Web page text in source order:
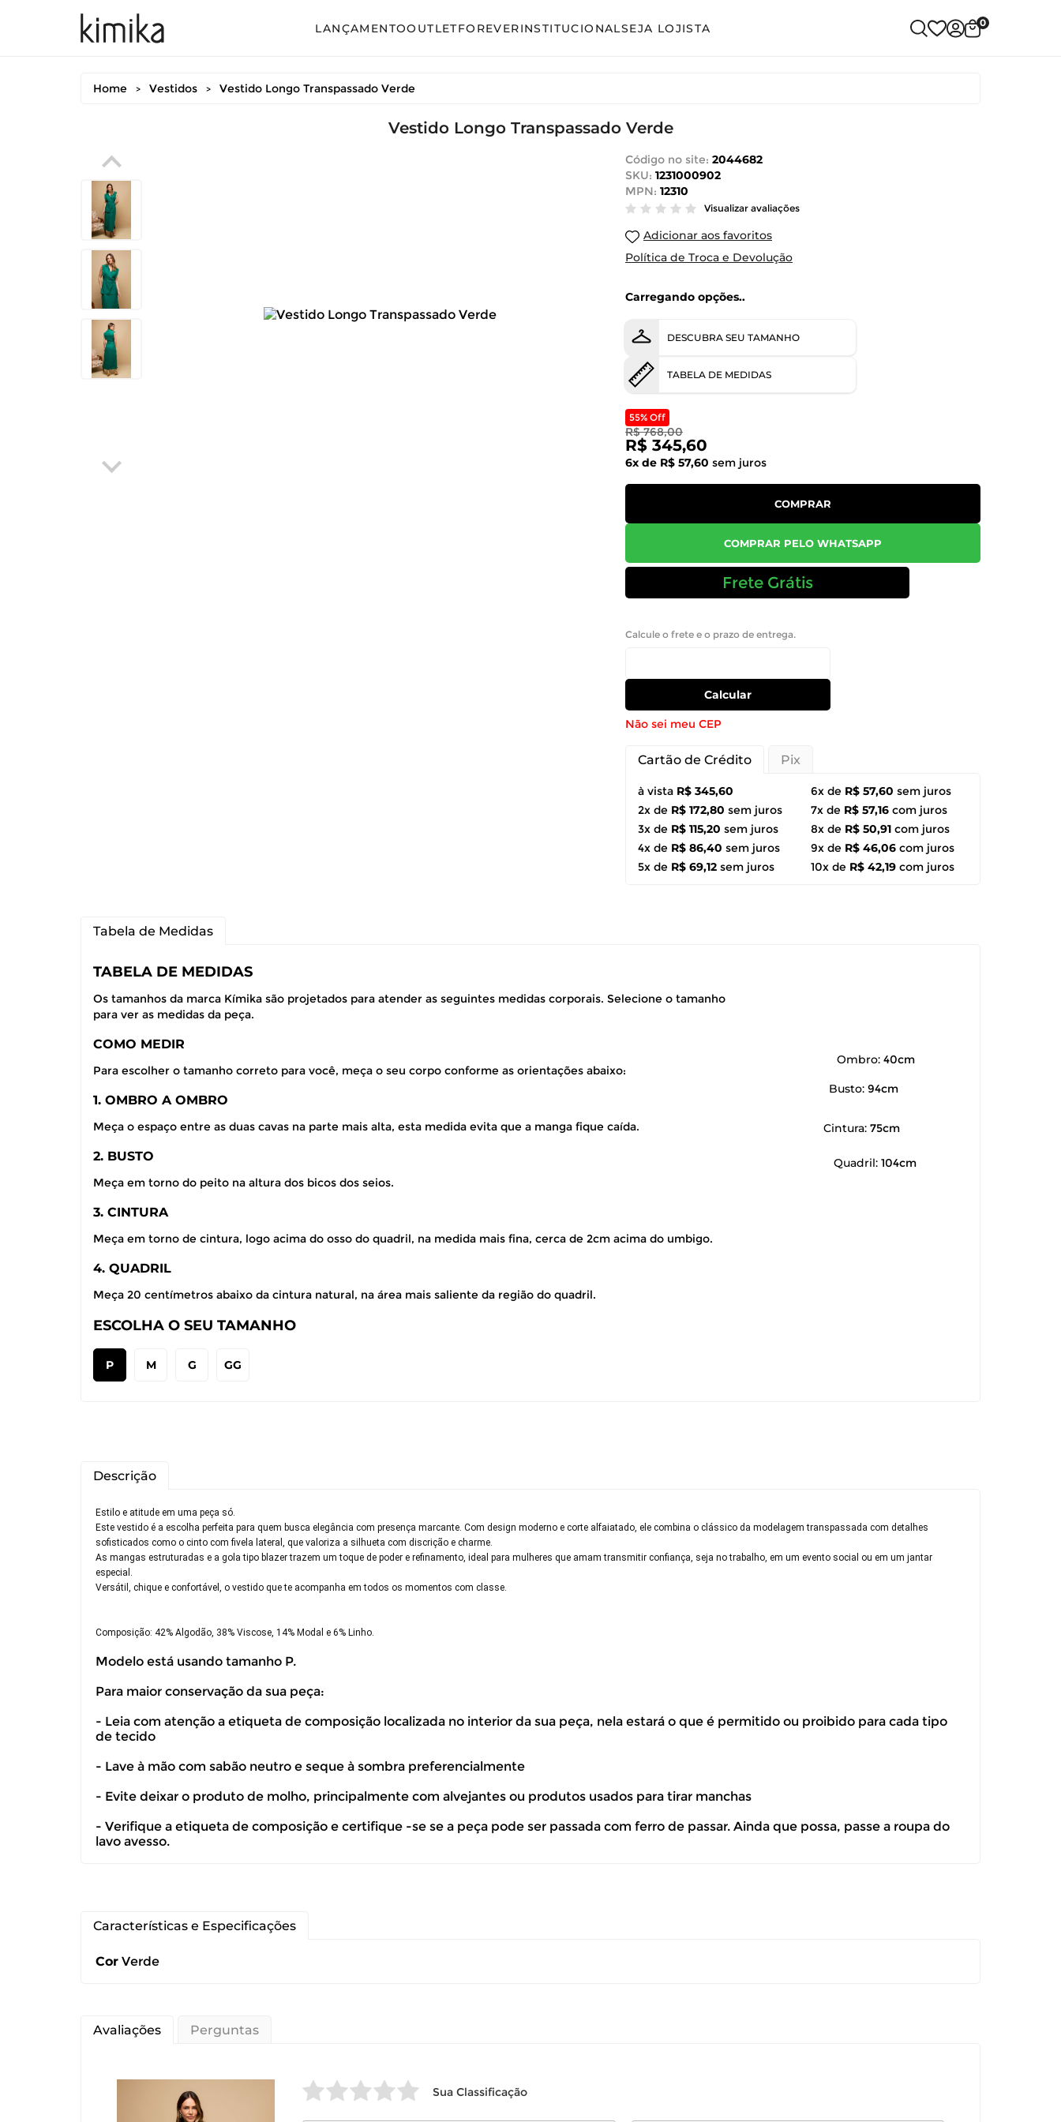
Você pode devolver este produto gratuitamente.
Você possui até 07 dias corridos, após o recebimento do produto, para solicitar a troca ou
É importante revisar aspolíticas de devolução.
LANÇAMENTO
Conjunto Calça
Conjunto Saia
OUTLET
Conjunto Saia
FOREVERINSTITUCIONALSEJA LOJISTA 0
Home > Vestidos > Vestido Longo Transpassado Verde
Vestido Longo Transpassado Verde
Código no site: 2044682
SKU: 1231000902
MPN: 12310
Visualizar avaliações
Adicionar aos favoritos
Política de Troca e Devolução
Carregando opções..
DESCUBRA SEU TAMANHO
TABELA DE MEDIDAS
55% Off
R$ 768,00
R$ 345,60
6x de R$ 57,60 sem juros
COMPRAR
COMPRAR PELO WHATSAPP
Frete Grátis
Calcule o frete e o prazo de entrega.
Calcular
Não sei meu CEP
Cartão de Crédito Pix
à vista R$ 345,60
2x de R$ 172,80 sem juros
3x de R$ 115,20 sem juros
4x de R$ 86,40 sem juros
5x de R$ 69,12 sem juros
6x de R$ 57,60 sem juros
7x de R$ 57,16 com juros
8x de R$ 50,91 com juros
9x de R$ 46,06 com juros
10x de R$ 42,19 com juros
Tabela de Medidas
TABELA DE MEDIDAS
Os tamanhos da marca Kímika são projetados para atender as seguintes medidas corporais. Selecione o tamanho
para ver as medidas da peça.
COMO MEDIR
Para escolher o tamanho correto para você, meça o seu corpo conforme as orientações abaixo:
1. OMBRO A OMBRO
Meça o espaço entre as duas cavas na parte mais alta, esta medida evita que a manga fique caída.
2. BUSTO
Meça em torno do peito na altura dos bicos dos seios.
3. CINTURA
Meça em torno de cintura, logo acima do osso do quadril, na medida mais fina, cerca de 2cm acima do umbigo.
4. QUADRIL
Meça 20 centímetros abaixo da cintura natural, na área mais saliente da região do quadril.
ESCOLHA O SEU TAMANHO
P M G GG
Ombro: 40cm
Busto: 94cm
Cintura: 75cm
Quadril: 104cm
Descrição
Estilo e atitude em uma peça só.
Este vestido é a escolha perfeita para quem busca elegância com presença marcante. Com design moderno e corte alfaiatado, ele combina o clássico da modelagem transpassada com detalhes
sofisticados como o cinto com fivela lateral, que valoriza a silhueta com discrição e charme.
As mangas estruturadas e a gola tipo blazer trazem um toque de poder e refinamento, ideal para mulheres que amam transmitir confiança, seja no trabalho, em um evento social ou em um jantar
especial.
Versátil, chique e confortável, o vestido que te acompanha em todos os momentos com classe.
Composição: 42% Algodão, 38% Viscose, 14% Modal e 6% Linho.
Modelo está usando tamanho P.
Para maior conservação da sua peça:
- Leia com atenção a etiqueta de composição localizada no interior da sua peça, nela estará o que é permitido ou proibido para cada tipo
de tecido
- Lave à mão com sabão neutro e seque à sombra preferencialmente
- Evite deixar o produto de molho, principalmente com alvejantes ou produtos usados para tirar manchas
- Verifique a etiqueta de composição e certifique -se se a peça pode ser passada com ferro de passar. Ainda que possa, passe a roupa do
lavo avesso.
Características e Especificações
Cor Verde
Avaliações Perguntas
Sua Classificação